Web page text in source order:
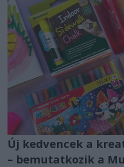
Új kedvencek a
– bemutatkozik a